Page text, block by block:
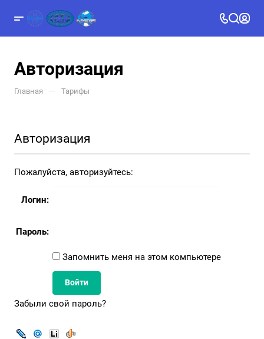
Авторизация
Главная — Тарифы
Авторизация
Пожалуйста, авторизуйтесь:
Логин:
Пароль:
Запомнить меня на этом компьютере
Забыли свой пароль?